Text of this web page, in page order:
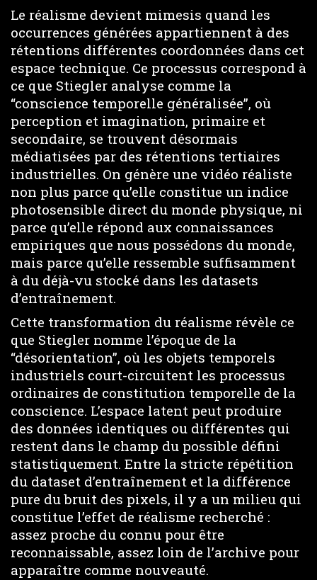
Le réalisme devient mimesis quand les
occurrences générées appartiennent à des
rétentions différentes coordonnées dans cet
espace technique. Ce processus correspond à
ce que Stiegler analyse comme la
“conscience temporelle généralisée”, où
perception et imagination, primaire et
secondaire, se trouvent désormais
médiatisées par des rétentions tertiaires
industrielles. On génère une vidéo réaliste
non plus parce qu’elle constitue un indice
photosensible direct du monde physique, ni
parce qu’elle répond aux connaissances
empiriques que nous possédons du monde,
mais parce qu’elle ressemble suffisamment
à du déjà-vu stocké dans les datasets
d’entraînement.
Cette transformation du réalisme révèle ce
que Stiegler nomme l’époque de la
“désorientation”, où les objets temporels
industriels court-circuitent les processus
ordinaires de constitution temporelle de la
conscience. L’espace latent peut produire
des données identiques ou différentes qui
restent dans le champ du possible défini
statistiquement. Entre la stricte répétition
du dataset d’entraînement et la différence
pure du bruit des pixels, il y a un milieu qui
constitue l’effet de réalisme recherché :
assez proche du connu pour être
reconnaissable, assez loin de l’archive pour
apparaître comme nouveauté.